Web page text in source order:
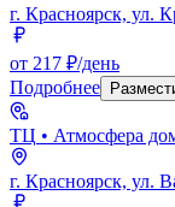
г. Красноярск, ул.
от 217 ₽/день
Подробнее
ТЦ • Атмосфера
г. Красноярск, ул.